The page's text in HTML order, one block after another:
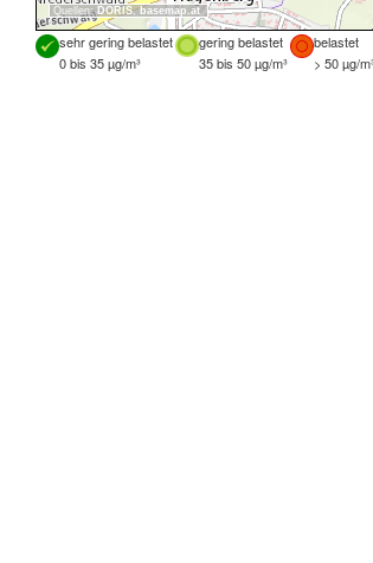
Quellen: DORIS,basemap.at
sehr gering belastet gering belastet
belastet
0 bis 35 µg/m³
35 bis 50 µg/m³ > 50 µg/